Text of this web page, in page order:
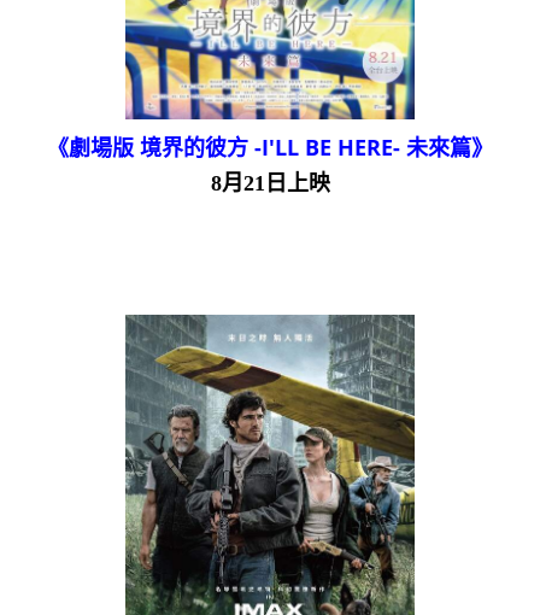
《劇場版 境界的彼方 -I'LL BE HERE- 未來篇》
8月21日上映